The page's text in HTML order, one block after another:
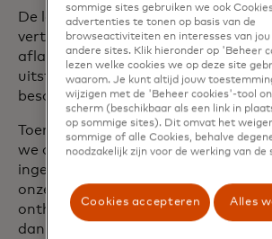
De lancering van Start Path Ukraine
vertegenwoordigt de volgende fase
aflatende inzet om het land te
uitstekende bijdrage aan onze
beschermen.
Toen Rusland vorig jaar Oekraïne
we onmiddellijk ons netwerk en onze
ingezet om de getroffenen te
onze eigen mensen en partners tot
ontheemde gemeenschappen – op
dan ook.
sommige sites gebruiken we ook
advertenties te tonen op basis van de
browseactiviteiten en interesses van jou
andere sites. Klik hieronder op 'Beheer
lezen welke cookies we op deze site
waarom. Je kunt altijd jouw
wijzigen met de 'Beheer cookies'-tool
scherm (beschikbaar als een link in
op sommige sites). Dit omvat het
sommige of alle Cookies, behalve
noodzakelijk zijn voor de werking van de
Cookies accepteren Alles